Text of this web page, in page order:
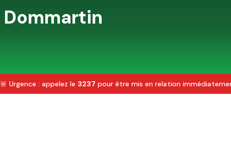
Dommartin
🚨 Urgence : appelez le 3237 pour être mis en relation